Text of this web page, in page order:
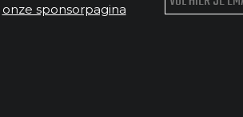
onze sponsorpagina